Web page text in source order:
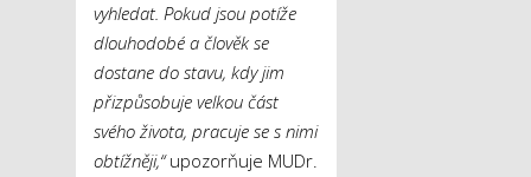
vyhledat. Pokud jsou potíže
dlouhodobé a člověk se
dostane do stavu, kdy jim
přizpůsobuje velkou část
svého života, pracuje se s nimi
obtížněji,“upozorňuje MUDr.